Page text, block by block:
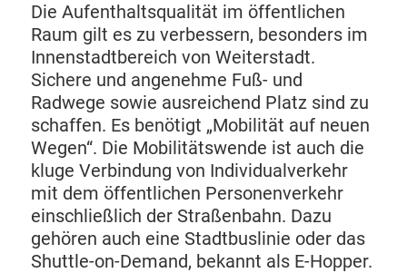
Die Aufenthaltsqualität im öffentlichen
Raum gilt es zu verbessern, besonders im
Innenstadtbereich von Weiterstadt.
Sichere und angenehme Fuß- und
Radwege sowie ausreichend Platz sind zu
schaffen. Es benötigt „Mobilität auf neuen
Wegen“. Die Mobilitätswende ist auch die
kluge Verbindung von Individualverkehr
mit dem öffentlichen Personenverkehr
einschließlich der Straßenbahn. Dazu
gehören auch eine Stadtbuslinie oder das
Shuttle-on-Demand, bekannt als E-Hopper.